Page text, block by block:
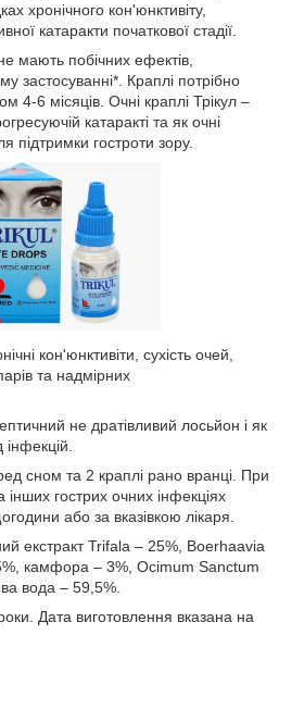
хронічного кон'юнктивіту,
катаракти початкової стадії.
мають побічних ефектів,
застосуванні*. Краплі потрібно
4-6 місяців. Очні краплі Трікул –
катаракті та як очні
підтримки гостроти зору.
кон'юнктивіти, сухість очей,
та надмірних
не дратівливий лосьйон і як
сном та 2 краплі рано вранці. При
інших гострих очних інфекціях
або за вказівкою лікаря.
екстракт Trifala – 25%, Boerhaavia
камфора – 3%, Ocimum Sanctum
вода – 59,5%.
Дата виготовлення вказана на